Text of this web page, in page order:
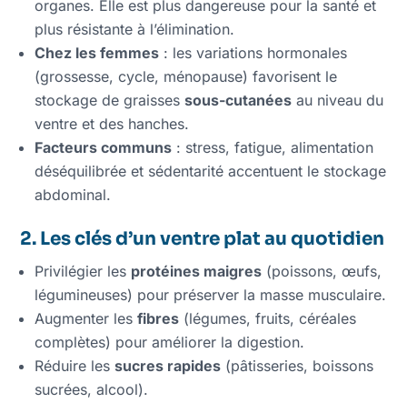
organes. Elle est plus dangereuse pour la santé et
plus résistante à l’élimination.
Chez les femmes : les variations hormonales
(grossesse, cycle, ménopause) favorisent le
stockage de graissessous-cutanées au niveau du
ventre et des hanches.
Facteurs communs : stress, fatigue, alimentation
déséquilibrée et sédentarité accentuent le stockage
abdominal.
2. Les clés d’un ventre plat au quotidien
Privilégier les protéines maigres (poissons, œufs,
légumineuses) pour préserver la masse musculaire.
Augmenter lesfibres (légumes, fruits, céréales
complètes) pour améliorer la digestion.
Réduire lessucres rapides (pâtisseries, boissons
sucrées, alcool).